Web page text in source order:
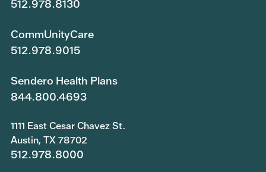
512.978.8130
CommUnityCare
512.978.9015
Sendero Health Plans
844.800.4693
1111 East Cesar Chavez St.
Austin, TX 78702
512.978.8000